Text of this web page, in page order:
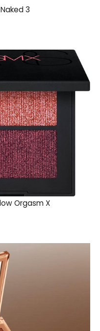
3
Orgasm X